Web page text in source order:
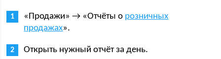
«Продажи» → «Отчёты о розничных
продажах».
Открыть нужный отчёт за день.